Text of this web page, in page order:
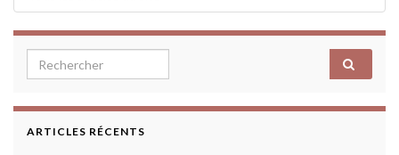
Search for:
ARTICLES RÉCENTS